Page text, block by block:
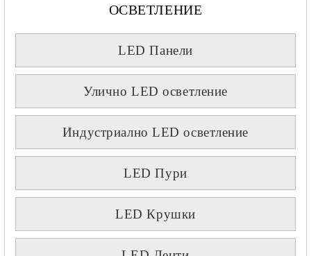
ОСВЕТЛЕНИЕ
LED Панели
Улично LED осветление
Индустриално LED осветление
LED Пури
LED Крушки